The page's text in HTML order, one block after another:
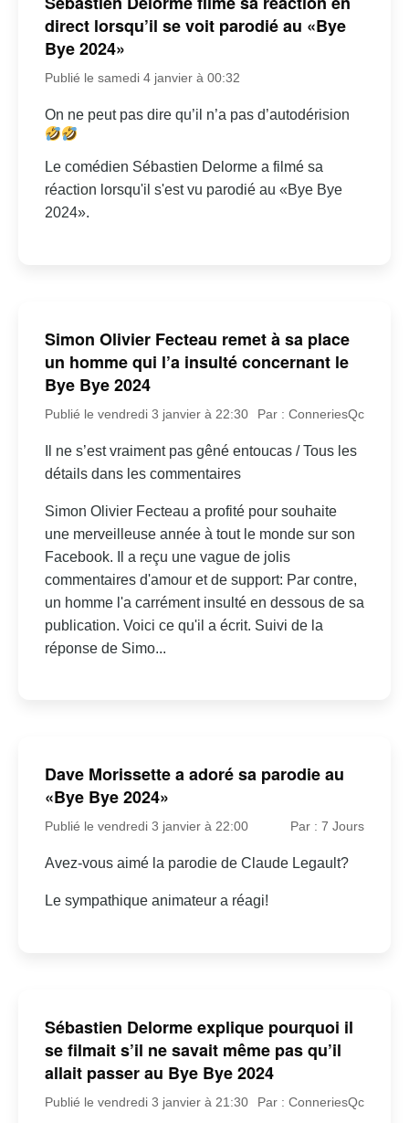
direct lorsqu’il se voit parodié au «Bye
Bye 2024»
Publié le samedi 4 janvier à 00:32
On ne peut pas dire qu’il n’a pas d’autodérision
Le comédien Sébastien Delorme a filmé sa
réaction lorsqu'il s'est vu parodié au «Bye Bye
2024».
Simon Olivier Fecteau remet à sa place
un homme qui l’a insulté concernant le
Bye Bye 2024
Publié le vendredi 3 janvier à 22:30 Par : ConneriesQc
Il ne s’est vraiment pas gêné entoucas / Tous les
détails dans les commentaires
Simon Olivier Fecteau a profité pour souhaite
une merveilleuse année à tout le monde sur son
Facebook. Il a reçu une vague de jolis
commentaires d'amour et de support: Par contre,
un homme l'a carrément insulté en dessous de sa
publication. Voici ce qu'il a écrit. Suivi de la
réponse de Simo...
Dave Morissette a adoré sa parodie au
«Bye Bye 2024»
Publié le vendredi 3 janvier à 22:00 Par : 7 Jours
Avez-vous aimé la parodie de Claude Legault?
Le sympathique animateur a réagi!
Sébastien Delorme explique pourquoi il
se filmait s’il ne savait même pas qu’il
allait passer au Bye Bye 2024
Publié le vendredi 3 janvier à 21:30 Par : ConneriesQc